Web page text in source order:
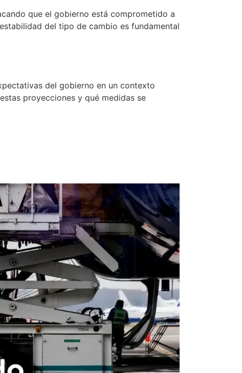
que el gobierno está comprometido a
del tipo de cambio es fundamental
del gobierno en un contexto
proyecciones y qué medidas se